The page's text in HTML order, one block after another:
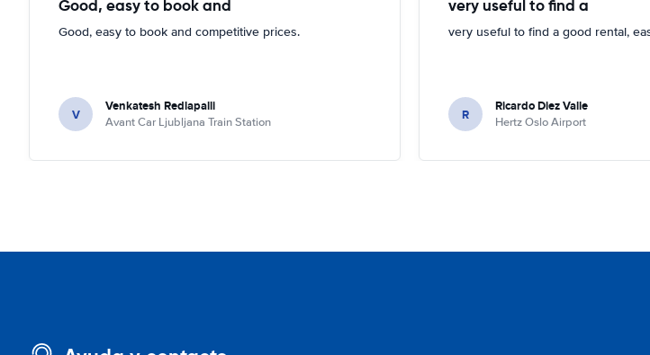
Good, easy to book and
Good, easy to book and competitive prices.
V Venkatesh Redlapalli
Avant Car Ljubljana Train Station
very useful to find a
very useful to find a good rental,
R Ricardo Diez Valle
Hertz Oslo Airport